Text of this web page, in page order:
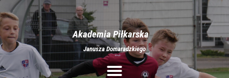
Akademia Piłkarska
Janusza Domaradzkiego
Aktualności